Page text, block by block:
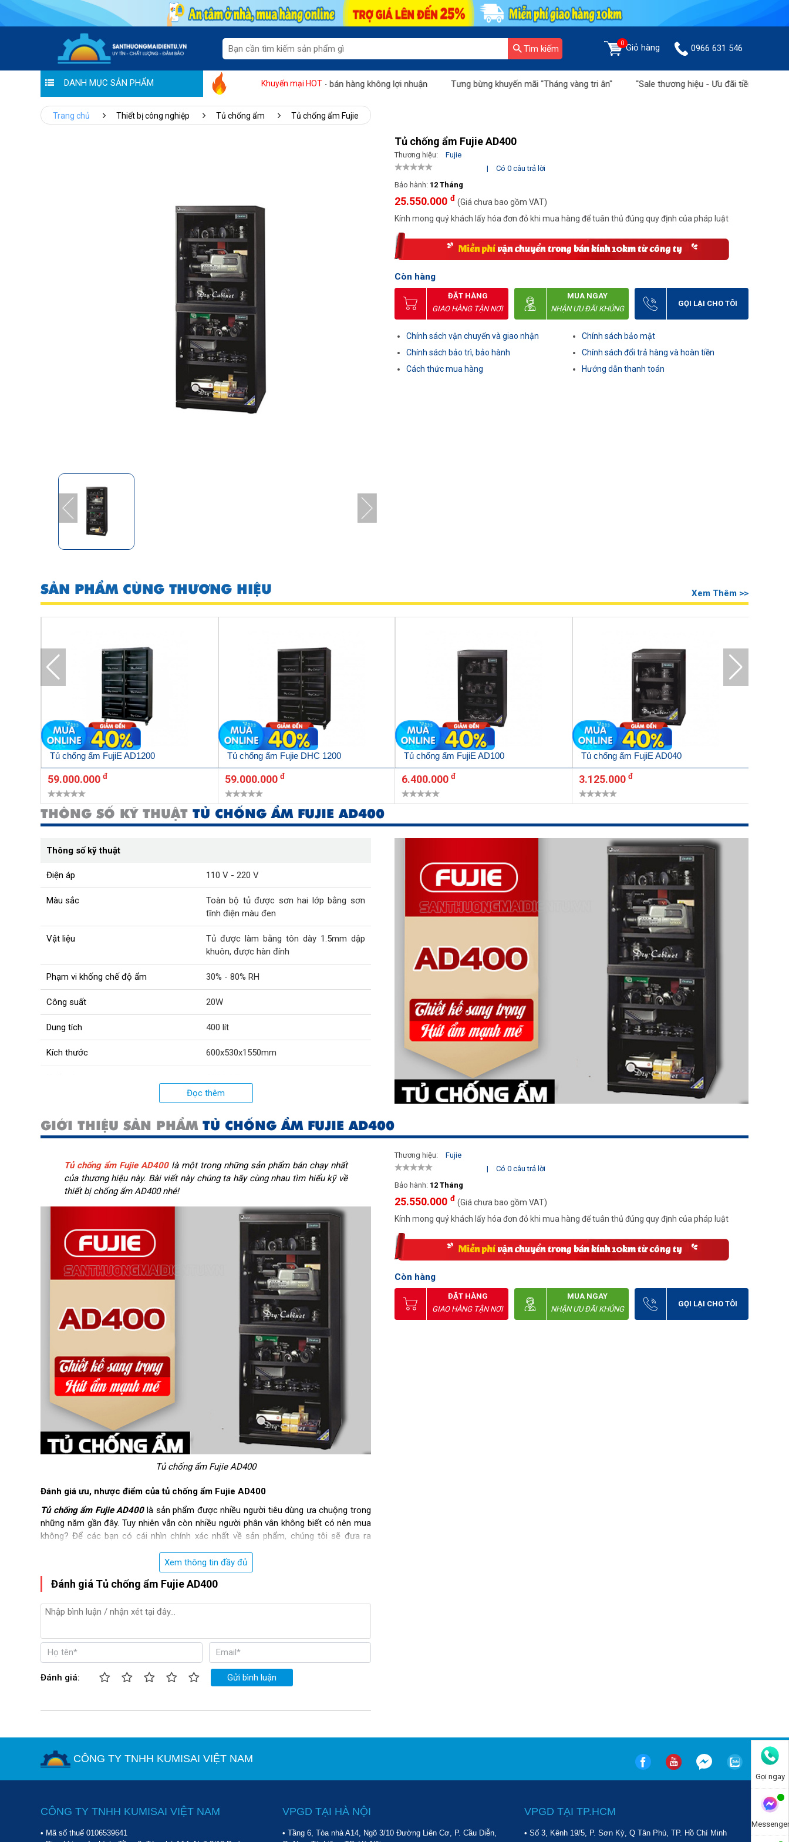
Tìm kiếm 0 Giỏ hàng 0966 631 546
DANH MỤC SẢN PHẨM Khuyến mại HOT
Hoàng Liên chung tay đẩy lùi Covid: Tháng vàng - bán hàng không lợi nhuận Tưng bừng khuyến mãi "Tháng vàng tri ân" "Sale thương hiệu - Ưu đãi tiền triệu" tại Sàn
Trang chủ Thiết bị công nghiệp Tủ chống ẩm Tủ chống ẩm Fujie
Tủ chống ẩm Fujie AD400
Thương hiệu:
Fujie
|
Có 0 câu trả lời
Bảo hành: 12 Tháng
25.550.000 đ (Giá chưa bao gồm VAT)
Kính mong quý khách lấy hóa đơn đỏ khi mua hàng để tuân thủ đúng quy định của pháp luật
Còn hàng
ĐẶT HÀNG
GIAO HÀNG TẬN NƠI
MUA NGAY
NHẬN ƯU ĐÃI KHỦNG
GỌI LẠI CHO TÔI
Chính sách vận chuyển và giao nhận
Chính sách bảo trì, bảo hành
Cách thức mua hàng
Chính sách bảo mật
Chính sách đổi trả hàng và hoàn tiền
Hướng dẫn thanh toán
SẢN PHẨM CÙNG THƯƠNG HIỆU Xem Thêm >>
Tủ chống ẩm FujiE AD1200
59.000.000 đ
Tủ chống ẩm Fujie DHC 1200
59.000.000 đ
Tủ chống ẩm FujiE AD100
6.400.000 đ
Tủ chống ẩm FujiE AD040
3.125.000 đ
THÔNG SỐ KỸ THUẬT TỦ CHỐNG ẨM FUJIE AD400
Thông số kỹ thuật
Điện áp 110 V - 220 V
Màu sắc
Toàn bộ tủ được sơn hai lớp bằng sơn
tĩnh điện màu đen
Vật liệu
Tủ được làm bằng tôn dày 1.5mm dập
khuôn, được hàn đính
Phạm vi khống chế độ ẩm 30% - 80% RH
Công suất 20W
Dung tích 400 lít
Kích thước 600x530x1550mm
Đọc thêm
GIỚI THIỆU SẢN PHẨM TỦ CHỐNG ẨM FUJIE AD400
Tủ chống ẩm Fujie AD400là một trong những sản phẩm bán chạy nhất
của thương hiệu này. Bài viết này chúng ta hãy cùng nhau tìm hiểu kỹ về
thiết bị chống ẩm AD400 nhé!
Tủ chống ẩm Fujie AD400
Đánh giá ưu, nhược điểm của tủ chống ẩm Fujie AD400
Tủ chống ẩm Fujie AD400là sản phẩm được nhiều người tiêu dùng ưa chuộng trong
những năm gần đây. Tuy nhiên vẫn còn nhiều người phân vân không biết có nên mua
không? Để các bạn có cái nhìn chính xác nhất về sản phẩm, chúng tôi sẽ đưa ra
Ưu điểm
được thiết kế kín với các gioăng cao su nên không khí bên ngoài không lọt được
Xem thông tin đầy đủ
Đánh giá Tủ chống ẩm Fujie AD400
Đánh giá: Gửi bình luận
Thương hiệu:
Fujie
|
Có 0 câu trả lời
Bảo hành: 12 Tháng
25.550.000 đ (Giá chưa bao gồm VAT)
Kính mong quý khách lấy hóa đơn đỏ khi mua hàng để tuân thủ đúng quy định của pháp luật
Còn hàng
ĐẶT HÀNG
GIAO HÀNG TẬN NƠI
MUA NGAY
NHẬN ƯU ĐÃI KHỦNG
GỌI LẠI CHO TÔI
CÔNG TY TNHH KUMISAI VIỆT NAM
CÔNG TY TNHH KUMISAI VIỆT NAM
• Mã số thuế 0106539641
VPGD TẠI HÀ NỘI
• Tầng 6, Tòa nhà A14, Ngõ 3/10 Đường Liên Cơ, P. Cầu Diễn,
VPGD TẠI TP.HCM
• Số 3, Kênh 19/5, P. Sơn Kỳ, Q Tân Phú, TP. Hồ Chí Minh
Gọi ngay
Messenger